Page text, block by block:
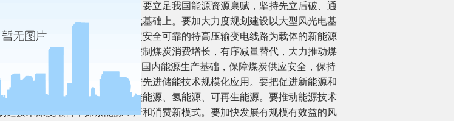
序推进。第二，推动能源革命。要立足我国能源资源禀赋，坚持先立后破、通
须建立在新能源安全可靠的替代基础上。要加大力度规划建设以大型风光电基
先进节能的煤电为支撑、以稳定安全可靠的特高压输变电线路为载体的新能源
石能源消费，尤其是严格合理控制煤炭消费增长，有序减量替代，大力推动煤
、供热改造“三改联动”。要夯实国内能源生产基础，保障煤炭供应安全，保持
加强煤气油储备能力建设，推进先进储能技术规模化应用。要把促进新能源和
位置，积极有序发展光能源、硅能源、氢能源、可再生能源。要推动能源技术
造技术深度融合，探索能源生产和消费新模式。要加快发展有规模有效益的风